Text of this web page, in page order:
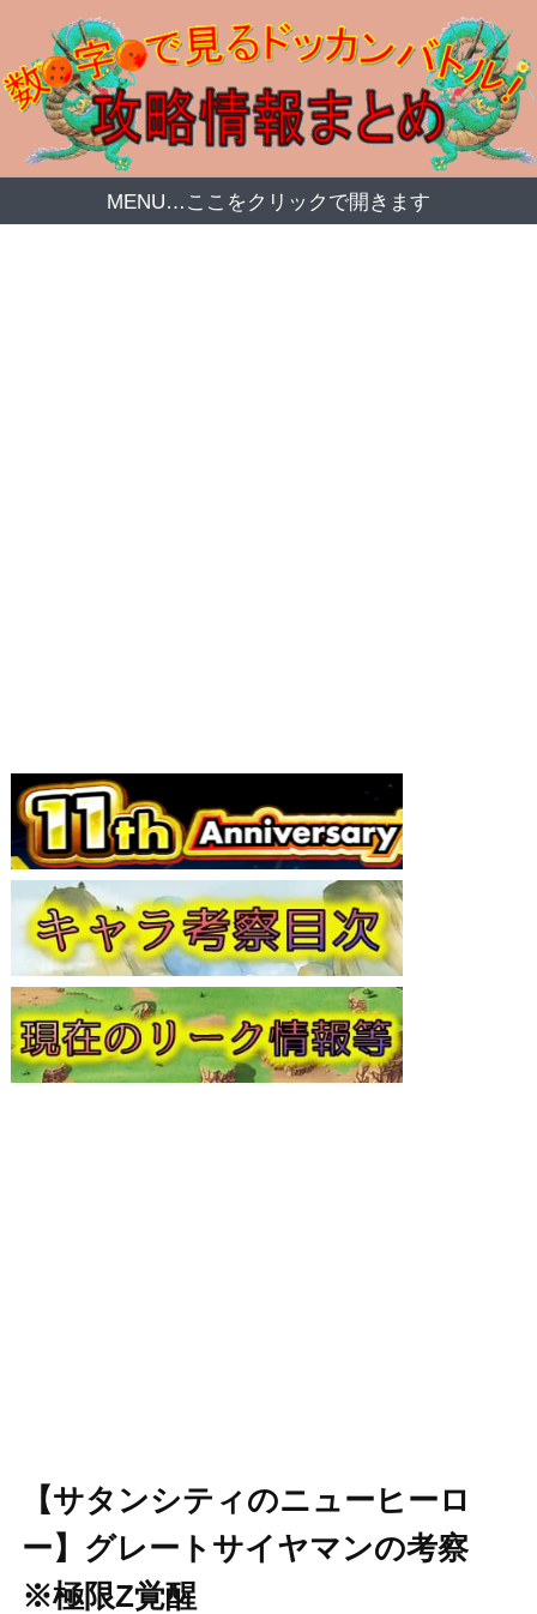
MENU…ここをクリックで開きます
【サタンシティのニューヒーロ
ー】グレートサイヤマンの考察
※極限Z覚醒